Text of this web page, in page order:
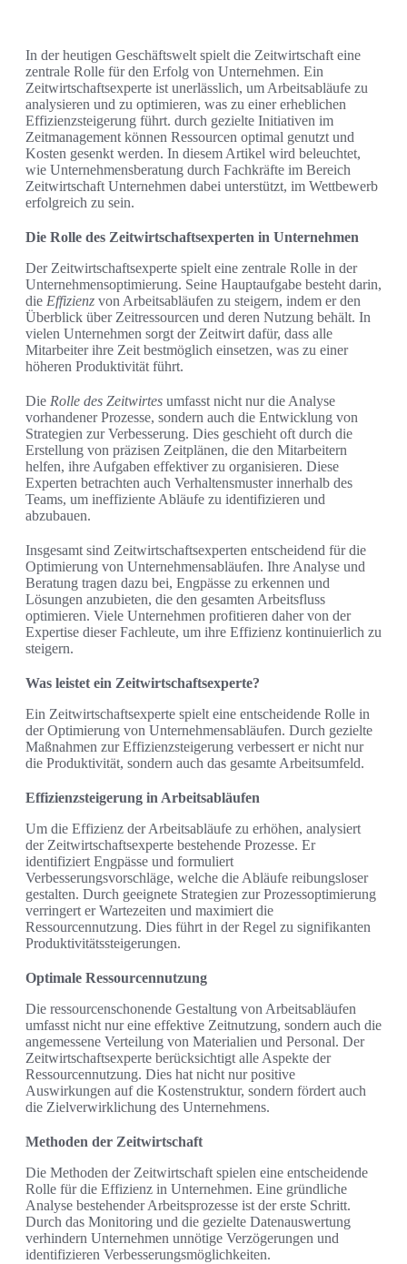
In der heutigen Geschäftswelt spielt die Zeitwirtschaft eine
zentrale Rolle für den Erfolg von Unternehmen. Ein
Zeitwirtschaftsexperte ist unerlässlich, um Arbeitsabläufe zu
analysieren und zu optimieren, was zu einer erheblichen
Effizienzsteigerung führt. durch gezielte Initiativen im
Zeitmanagement können Ressourcen optimal genutzt und
Kosten gesenkt werden. In diesem Artikel wird beleuchtet,
wie Unternehmensberatung durch Fachkräfte im Bereich
Zeitwirtschaft Unternehmen dabei unterstützt, im Wettbewerb
erfolgreich zu sein.
Die Rolle des Zeitwirtschaftsexperten in Unternehmen
Der Zeitwirtschaftsexperte spielt eine zentrale Rolle in der
Unternehmensoptimierung. Seine Hauptaufgabe besteht darin,
die Effizienz von Arbeitsabläufen zu steigern, indem er den
Überblick über Zeitressourcen und deren Nutzung behält. In
vielen Unternehmen sorgt der Zeitwirt dafür, dass alle
Mitarbeiter ihre Zeit bestmöglich einsetzen, was zu einer
höheren Produktivität führt.
Die Rolle des Zeitwirtes umfasst nicht nur die Analyse
vorhandener Prozesse, sondern auch die Entwicklung von
Strategien zur Verbesserung. Dies geschieht oft durch die
Erstellung von präzisen Zeitplänen, die den Mitarbeitern
helfen, ihre Aufgaben effektiver zu organisieren. Diese
Experten betrachten auch Verhaltensmuster innerhalb des
Teams, um ineffiziente Abläufe zu identifizieren und
abzubauen.
Insgesamt sind Zeitwirtschaftsexperten entscheidend für die
Optimierung von Unternehmensabläufen. Ihre Analyse und
Beratung tragen dazu bei, Engpässe zu erkennen und
Lösungen anzubieten, die den gesamten Arbeitsfluss
optimieren. Viele Unternehmen profitieren daher von der
Expertise dieser Fachleute, um ihre Effizienz kontinuierlich zu
steigern.
Was leistet ein Zeitwirtschaftsexperte?
Ein Zeitwirtschaftsexperte spielt eine entscheidende Rolle in
der Optimierung von Unternehmensabläufen. Durch gezielte
Maßnahmen zur Effizienzsteigerung verbessert er nicht nur
die Produktivität, sondern auch das gesamte Arbeitsumfeld.
Effizienzsteigerung in Arbeitsabläufen
Um die Effizienz der Arbeitsabläufe zu erhöhen, analysiert
der Zeitwirtschaftsexperte bestehende Prozesse. Er
identifiziert Engpässe und formuliert
Verbesserungsvorschläge, welche die Abläufe reibungsloser
gestalten. Durch geeignete Strategien zur Prozessoptimierung
verringert er Wartezeiten und maximiert die
Ressourcennutzung. Dies führt in der Regel zu signifikanten
Produktivitätssteigerungen.
Optimale Ressourcennutzung
Die ressourcenschonende Gestaltung von Arbeitsabläufen
umfasst nicht nur eine effektive Zeitnutzung, sondern auch die
angemessene Verteilung von Materialien und Personal. Der
Zeitwirtschaftsexperte berücksichtigt alle Aspekte der
Ressourcennutzung. Dies hat nicht nur positive
Auswirkungen auf die Kostenstruktur, sondern fördert auch
die Zielverwirklichung des Unternehmens.
Methoden der Zeitwirtschaft
Die Methoden der Zeitwirtschaft spielen eine entscheidende
Rolle für die Effizienz in Unternehmen. Eine gründliche
Analyse bestehender Arbeitsprozesse ist der erste Schritt.
Durch das Monitoring und die gezielte Datenauswertung
verhindern Unternehmen unnötige Verzögerungen und
identifizieren Verbesserungsmöglichkeiten.